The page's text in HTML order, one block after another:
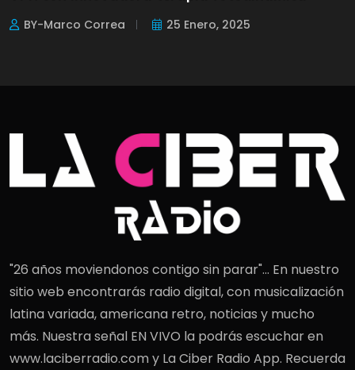
BY-Marco Correa 25 Enero, 2025
"26 años moviendonos contigo sin parar"... En nuestro
sitio web encontrarás radio digital, con musicalización
latina variada, americana retro, noticias y mucho
más. Nuestra señal EN VIVO la podrás escuchar en
www.laciberradio.com y La Ciber Radio App. Recuerda